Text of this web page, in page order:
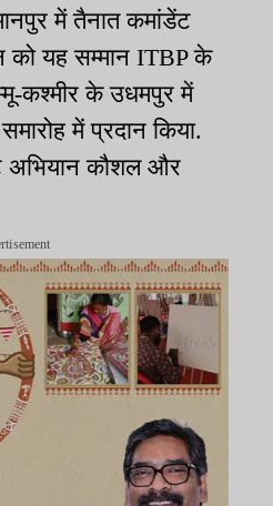
में तैनात कमांडेंट
को यह सम्मान ITBP के
कश्मीर के उधमपुर में
में प्रदान किया.
अभियान कौशल और